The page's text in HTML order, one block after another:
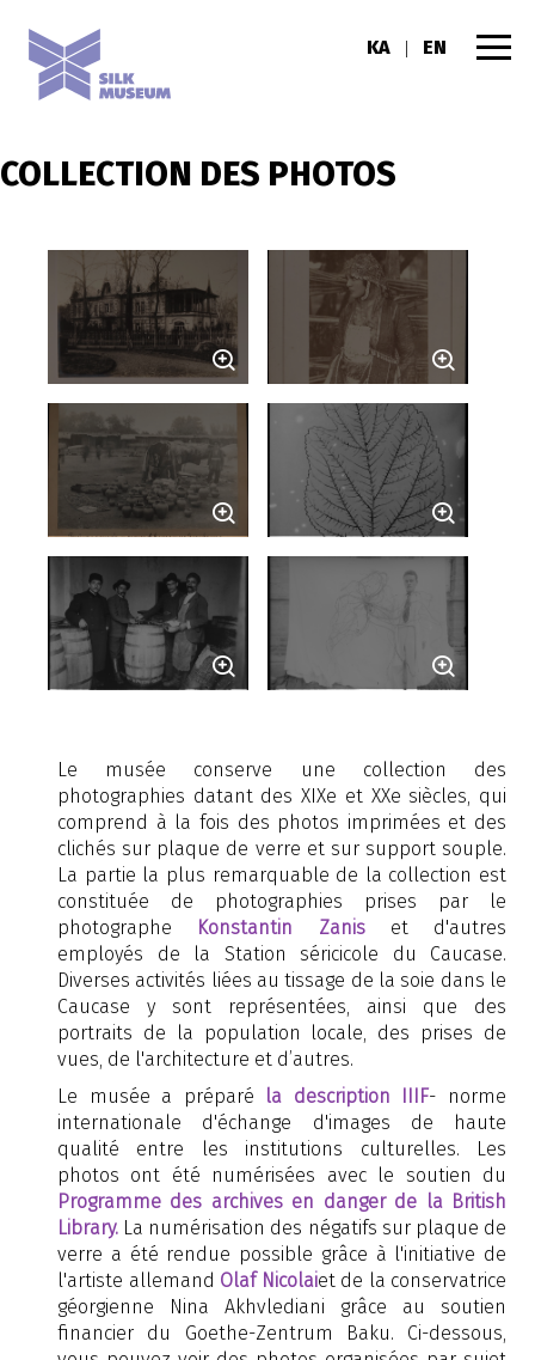
KA | EN
COLLECTION DES PHOTOS
Le musée conserve une collection des
photographies datant des XIXe et XXe siècles, qui
comprend à la fois des photos imprimées et des
clichés sur plaque de verre et sur support souple.
La partie la plus remarquable de la collection est
constituée de photographies prises par le
photographe Konstantin Zaniset d'autres
employés de la Station séricicole du Caucase.
Diverses activités liées au tissage de la soie dans le
Caucase y sont représentées, ainsi que des
portraits de la population locale, des prises de
vues, de l'architecture et d’autres.
Le musée a préparé la description IIIF- norme
internationale d'échange d'images de haute
qualité entre les institutions culturelles. Les
photos ont été numérisées avec le soutien du
Programme des archives en danger de la British
Library. La numérisation des négatifs sur plaque de
verre a été rendue possible grâce à l'initiative de
l'artiste allemand Olaf Nicolaiet de la conservatrice
géorgienne Nina Akhvlediani grâce au soutien
financier du Goethe-Zentrum Baku. Ci-dessous,